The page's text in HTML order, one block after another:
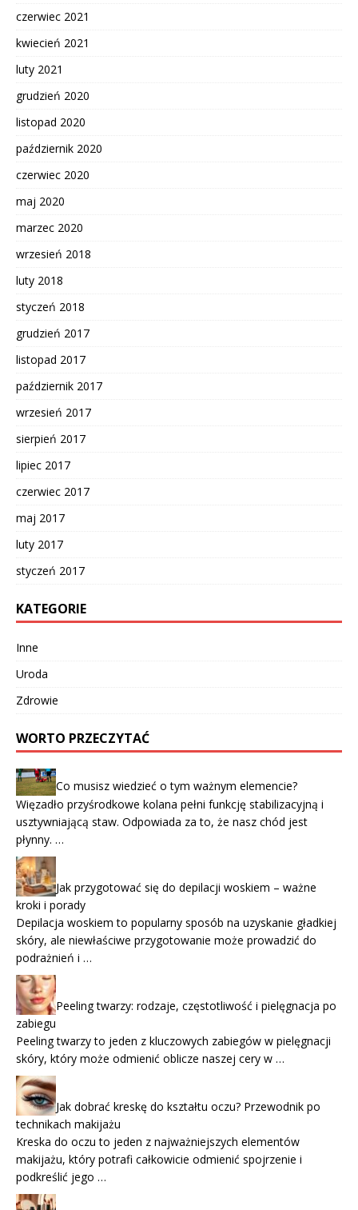
czerwiec 2021
kwiecień 2021
luty 2021
grudzień 2020
listopad 2020
październik 2020
czerwiec 2020
maj 2020
marzec 2020
wrzesień 2018
luty 2018
styczeń 2018
grudzień 2017
listopad 2017
październik 2017
wrzesień 2017
sierpień 2017
lipiec 2017
czerwiec 2017
maj 2017
luty 2017
styczeń 2017
KATEGORIE
Inne
Uroda
Zdrowie
WORTO PRZECZYTAĆ
Co musisz wiedzieć o tym ważnym elemencie?
Więzadło przyśrodkowe kolana pełni funkcję stabilizacyjną i
usztywniającą staw. Odpowiada za to, że nasz chód jest
płynny. …
Jak przygotować się do depilacji woskiem – ważne
kroki i porady
Depilacja woskiem to popularny sposób na uzyskanie gładkiej
skóry, ale niewłaściwe przygotowanie może prowadzić do
podrażnień i …
Peeling twarzy: rodzaje, częstotliwość i pielęgnacja po
zabiegu
Peeling twarzy to jeden z kluczowych zabiegów w pielęgnacji
skóry, który może odmienić oblicze naszej cery w …
Jak dobrać kreskę do kształtu oczu? Przewodnik po
technikach makijażu
Kreska do oczu to jeden z najważniejszych elementów
makijażu, który potrafi całkowicie odmienić spojrzenie i
podkreślić jego …